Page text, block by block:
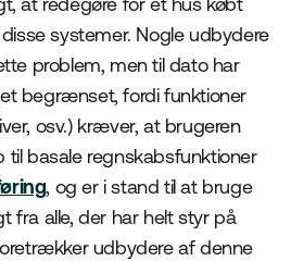
systemer. Nogle udbydere
problem, men til dato har
begrænset, fordi funktioner
osv.) kræver, at brugeren
til basale regnskabsfunktioner
, og er i stand til at bruge
fra alle, der har helt styr på
udbydere af denne